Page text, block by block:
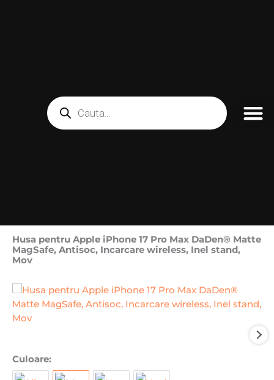
Products
search
Husa pentru Apple iPhone 17 Pro Max DaDen® Matte
MagSafe, Antisoc, Incarcare wireless, Inel stand,
Mov
Culoare:
Cantitate
Husa